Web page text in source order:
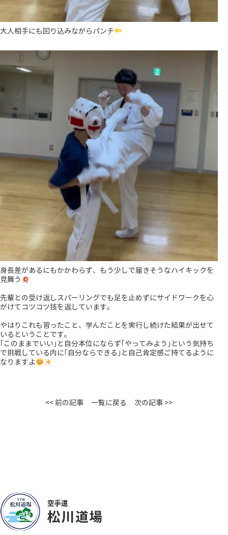
大人相手にも回り込みながらパンチ
身長差があるにもかかわらず、もう少しで届きそうなハイキックを
見舞う
先輩との受け返しスパーリングでも足を止めずにサイドワークを心
がけてコツコツ技を返しています。
やはりこれも習ったこと、学んだことを実行し続けた結果が出せて
いるということです。
｢このままでいい｣と自分本位にならず｢やってみよう｣という気持ち
で挑戦している内に｢自分ならできる｣と自己肯定感ご持てるように
なりますよ
<< 前の記事 一覧に戻る 次の記事 >>